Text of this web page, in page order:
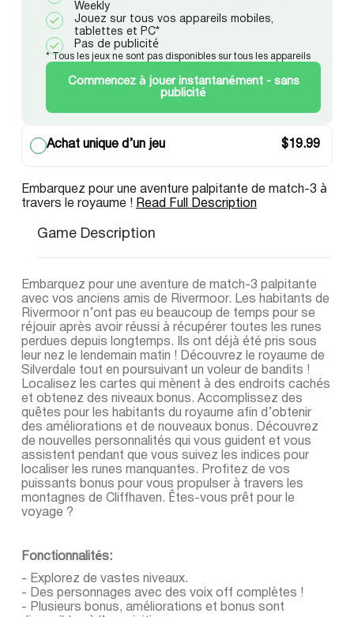
Weekly
Jouez sur tous vos appareils mobiles,
tablettes et PC*
Pas de publicité
* Tous les jeux ne sont pas disponibles sur tous les appareils
Commencez à jouer instantanément - sans
publicité
Achat unique d’un jeu $19.99
Embarquez pour une aventure palpitante de match-3 à
travers le royaume ! Read Full Description
Game Description
Embarquez pour une aventure de match-3 palpitante
avec vos anciens amis de Rivermoor. Les habitants de
Rivermoor n’ont pas eu beaucoup de temps pour se
réjouir après avoir réussi à récupérer toutes les runes
perdues depuis longtemps. Ils ont déjà été pris sous
leur nez le lendemain matin ! Découvrez le royaume de
Silverdale tout en poursuivant un voleur de bandits !
Localisez les cartes qui mènent à des endroits cachés
et obtenez des niveaux bonus. Accomplissez des
quêtes pour les habitants du royaume afin d’obtenir
des améliorations et de nouveaux bonus. Découvrez
de nouvelles personnalités qui vous guident et vous
assistent pendant que vous suivez les indices pour
localiser les runes manquantes. Profitez de vos
puissants bonus pour vous propulser à travers les
montagnes de Cliffhaven. Êtes-vous prêt pour le
voyage ?
Fonctionnalités:
- Explorez de vastes niveaux.
- Des personnages avec des voix off complètes !
- Plusieurs bonus, améliorations et bonus sont